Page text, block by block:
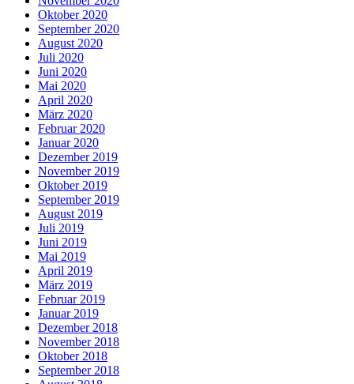
Oktober 2020
September 2020
August 2020
Juli 2020
Juni 2020
Mai 2020
April 2020
März 2020
Februar 2020
Januar 2020
Dezember 2019
November 2019
Oktober 2019
September 2019
August 2019
Juli 2019
Juni 2019
Mai 2019
April 2019
März 2019
Februar 2019
Januar 2019
Dezember 2018
November 2018
Oktober 2018
September 2018